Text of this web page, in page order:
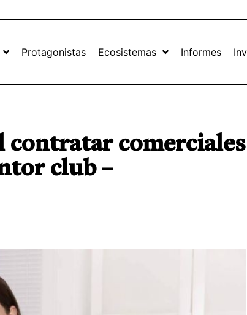
Protagonistas Ecosistemas Informes
contratar comerciales
club –